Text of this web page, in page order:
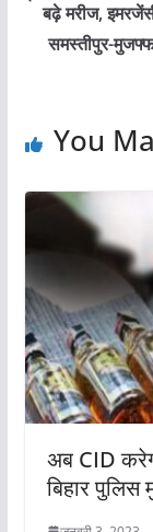
बढ़े मरीज,
समस्तीपुर-
You
अब CID
बिहार